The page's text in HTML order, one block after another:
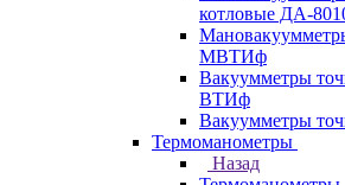
котловые ДА-
МВТИф
Вакуумметры
ВТИф
Вакуумметры
Термоманометры
Назад